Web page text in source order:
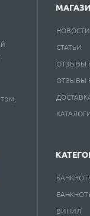
НОВОСТИ
СТАТЬИ
ОТЗЫВЫ
ОТЗЫВЫ
ВИНИЛ